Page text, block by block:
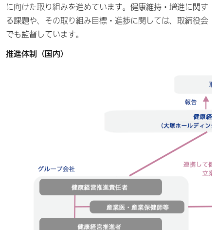
に向けた取り組みを進めています。健康維持・増進に関す
る課題や、その取り組み目標・進捗に関しては、取締役会
でも監督しています。
推進体制（国内）